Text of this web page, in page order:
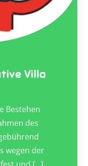
Villa
Bestehen
des
wegen der